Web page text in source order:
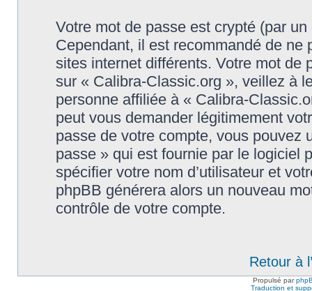
Votre mot de passe est crypté (par
Cependant, il est recommandé de
sites internet différents. Votre mot de
sur « Calibra-Classic.org », veillez à
personne affiliée à « Calibra-
peut vous demander légitimement
passe de votre compte, vous pouvez
passe » qui est fournie par le logiciel
spécifier votre nom d’utilisateur et
phpBB générera alors un nouveau
contrôle de votre compte.
Retour à
Propulsé par
Traduction et